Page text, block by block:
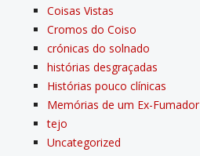
Coisas Vistas
Cromos do Coiso
crónicas do solnado
histórias desgraçadas
Histórias pouco clí­nicas
Memórias de um Ex-Fumador
tejo
Uncategorized